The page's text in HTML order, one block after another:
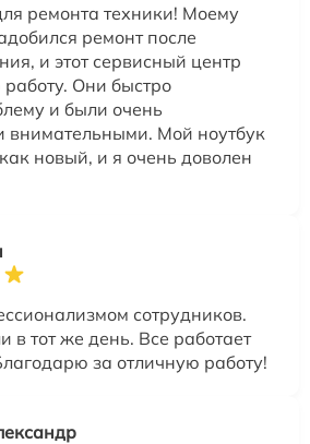
ремонта техники! Моему
ремонт после
и этот сервисный центр
Они быстро
и были очень
Мой ноутбук
новый, и я очень доволен
сотрудников.
в тот же день. Все работает
за отличную работу!